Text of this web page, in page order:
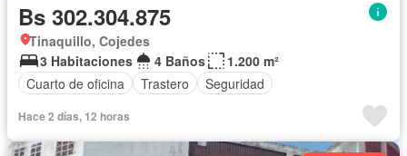
Bs 302.304.875
Tinaquillo, Cojedes
3 Habitaciones
4 Baños
1.200 m²
Cuarto de oficina
Trastero Seguridad
Hace 2 días, 12 horas